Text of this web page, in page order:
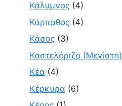
Κάλυμνος (4)
Κάρπαθος (4)
Κάσος (3)
Καστελόριζο (Μεγίστη)
Κέα (4)
Κέρκυρα (6)